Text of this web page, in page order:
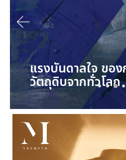
แรงบันดาลใจ ขอ
วัตถุดิบจากทั่วโลก